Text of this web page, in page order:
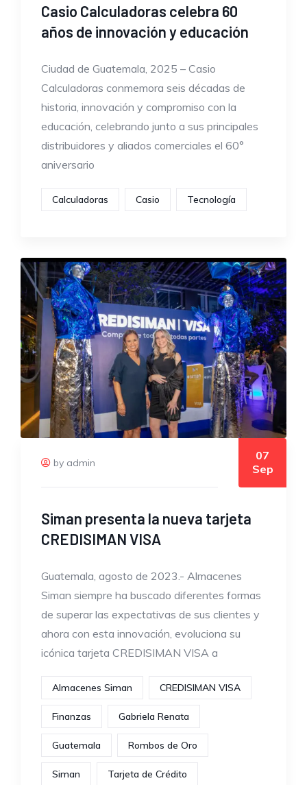
Casio Calculadoras celebra 60
años de innovación y educación
Ciudad de Guatemala, 2025 – Casio
Calculadoras conmemora seis décadas de
historia, innovación y compromiso con la
educación, celebrando junto a sus principales
distribuidores y aliados comerciales el 60°
aniversario
Calculadoras Casio Tecnología
by admin
07
Sep
Siman presenta la nueva tarjeta
CREDISIMAN VISA
Guatemala, agosto de 2023.- Almacenes
Siman siempre ha buscado diferentes formas
de superar las expectativas de sus clientes y
ahora con esta innovación, evoluciona su
icónica tarjeta CREDISIMAN VISA a
Almacenes Siman CREDISIMAN VISA
Finanzas Gabriela Renata
Guatemala Rombos de Oro
Siman Tarjeta de Crédito